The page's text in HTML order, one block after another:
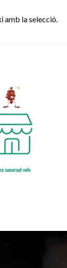
amb la selecció.